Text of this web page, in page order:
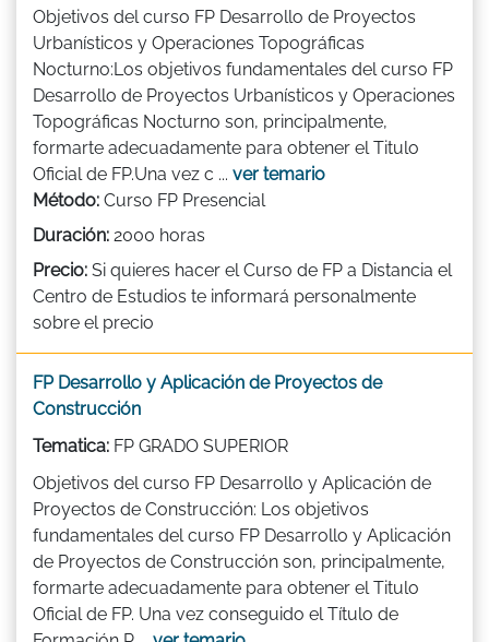
Objetivos del curso FP Desarrollo de Proyectos
Urbanísticos y Operaciones Topográficas
Nocturno:Los objetivos fundamentales del curso FP
Desarrollo de Proyectos Urbanísticos y Operaciones
Topográficas Nocturno son, principalmente,
formarte adecuadamente para obtener el Titulo
Oficial de FP.Una vez c ... ver temario
Método: Curso FP Presencial
Duración: 2000 horas
Precio: Si quieres hacer el Curso de FP a Distancia el
Centro de Estudios te informará personalmente
sobre el precio
FP Desarrollo y Aplicación de Proyectos de
Construcción
Tematica: FP GRADO SUPERIOR
Objetivos del curso FP Desarrollo y Aplicación de
Proyectos de Construcción: Los objetivos
fundamentales del curso FP Desarrollo y Aplicación
de Proyectos de Construcción son, principalmente,
formarte adecuadamente para obtener el Titulo
Oficial de FP. Una vez conseguido el Título de